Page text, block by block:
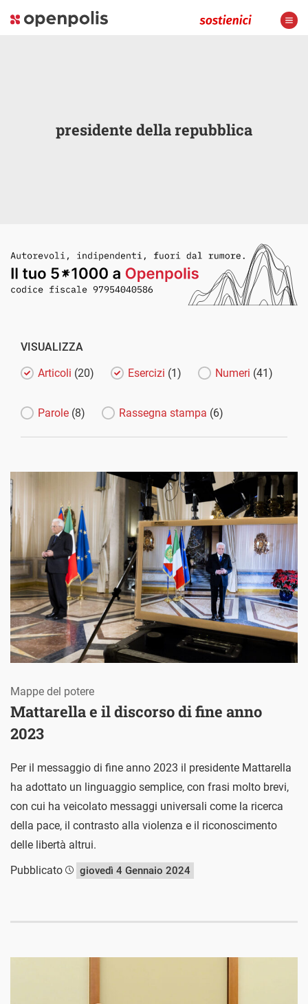
presidente della repubblica
VISUALIZZA
Articoli (20) Esercizi (1) Numeri (41)
Parole (8) Rassegna stampa (6)
Mattarella e il discorso di fine anno
2023
Mappe del potere
Per il messaggio di fine anno 2023 il presidente Mattarella
ha adottato un linguaggio semplice, con frasi molto brevi,
con cui ha veicolato messaggi universali come la ricerca
della pace, il contrasto alla violenza e il riconoscimento
delle libertà altrui.
Pubblicato
giovedì 4 Gennaio 2024